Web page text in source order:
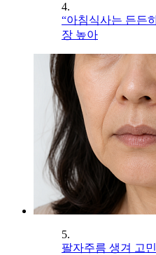
4.
“아침식사는 든든
장 높아
5.
팔자주름 생겨 고